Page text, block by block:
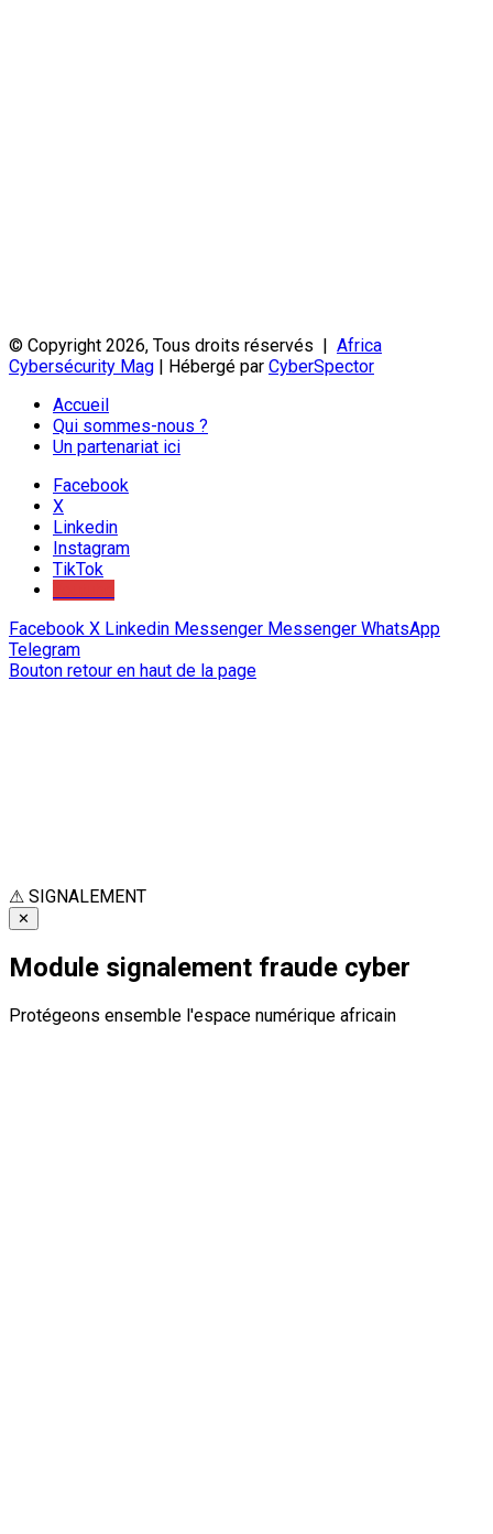
© Copyright 2026, Tous droits réservés | Africa
Cybersécurity Mag | Hébergé par CyberSpector
Accueil
Qui sommes-nous ?
Un partenariat ici
Facebook
X
Linkedin
Instagram
TikTok
Facebook X Linkedin Messenger Messenger WhatsApp
Telegram
Bouton retour en haut de la page
⚠ SIGNALEMENT
✕
Module signalement fraude cyber
Protégeons ensemble l'espace numérique africain